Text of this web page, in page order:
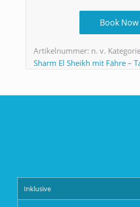
Book Now
Artikelnummer: n. v.
Sharm El Sheikh mit Fähre –
Inklusive